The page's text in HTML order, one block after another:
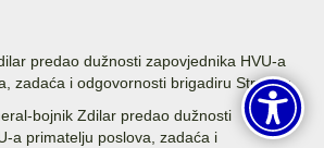
predao dužnosti zapovjednika HVU-a
zadaća i odgovornosti brigadiru Stručiću
bojnik Zdilar predao dužnosti
a primatelju poslova, zadaća i